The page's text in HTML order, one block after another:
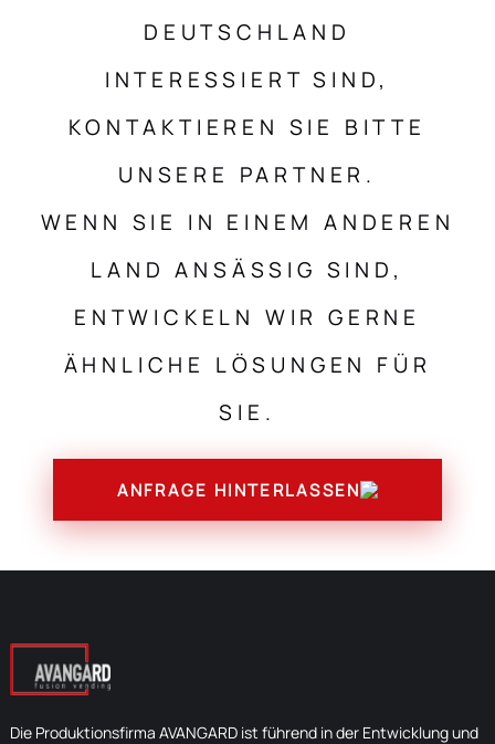
DEUTSCHLAND
INTERESSIERT SIND,
KONTAKTIEREN SIE BITTE
UNSERE PARTNER.
WENN SIE IN EINEM ANDEREN
LAND ANSÄSSIG SIND,
ENTWICKELN WIR GERNE
ÄHNLICHE LÖSUNGEN FÜR
SIE.
ANFRAGE HINTERLASSEN
Die Produktionsfirma AVANGARD ist führend in der Entwicklung und